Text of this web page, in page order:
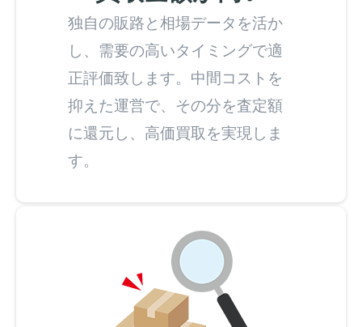
独自の販路と相場データを活か
し、需要の高いタイミングで適
正評価致します。中間コストを
抑えた運営で、その分を査定額
に還元し、高価買取を実現しま
す。